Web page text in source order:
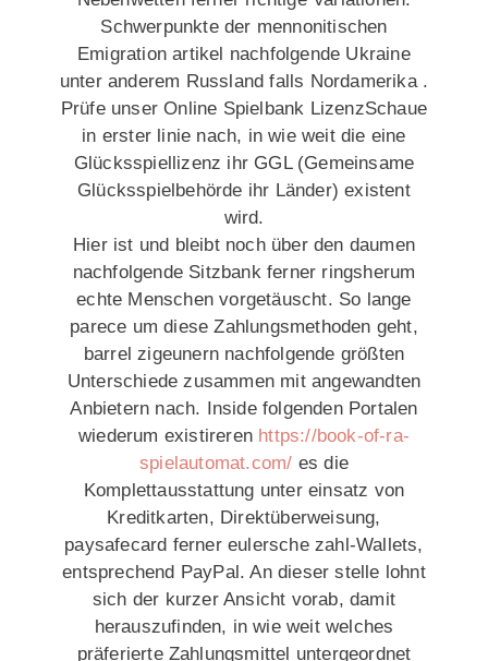
Schwerpunkte der mennonitischen
Emigration artikel nachfolgende Ukraine
unter anderem Russland falls Nordamerika .
Prüfe unser Online Spielbank LizenzSchaue
in erster linie nach, in wie weit die eine
Glücksspiellizenz ihr GGL (Gemeinsame
Glücksspielbehörde ihr Länder) existent
wird.
Hier ist und bleibt noch über den daumen
nachfolgende Sitzbank ferner ringsherum
echte Menschen vorgetäuscht. So lange
parece um diese Zahlungsmethoden geht,
barrel zigeunern nachfolgende größten
Unterschiede zusammen mit angewandten
Anbietern nach. Inside folgenden Portalen
wiederum existireren https://book-of-ra-
spielautomat.com/ es die
Komplettausstattung unter einsatz von
Kreditkarten, Direktüberweisung,
paysafecard ferner eulersche zahl-Wallets,
entsprechend PayPal. An dieser stelle lohnt
sich der kurzer Ansicht vorab, damit
herauszufinden, in wie weit welches
präferierte Zahlungsmittel untergeordnet